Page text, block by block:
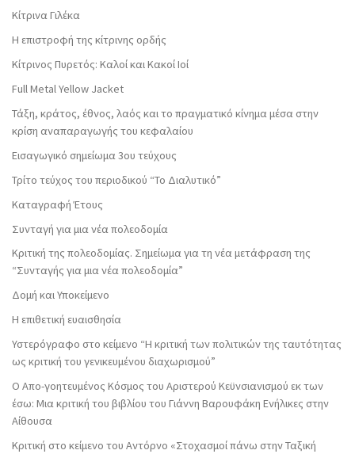
Κίτρινα Γιλέκα
Η επιστροφή της κίτρινης ορδής
Κίτρινος Πυρετός: Καλοί και Κακοί Ιοί
Full Metal Yellow Jacket
Τάξη, κράτος, έθνος, λαός και το πραγματικό κίνημα μέσα στην
κρίση αναπαραγωγής του κεφαλαίου
Εισαγωγικό σημείωμα 3ου τεύχους
Τρίτο τεύχος του περιοδικού “Το Διαλυτικό”
Καταγραφή Έτους
Συνταγή για μια νέα πολεοδομία
Κριτική της πολεοδομίας. Σημείωμα για τη νέα μετάφραση της
“Συνταγής για μια νέα πολεοδομία”
Δομή και Υποκείμενο
Η επιθετική ευαισθησία
Υστερόγραφο στο κείμενο “Η κριτική των πολιτικών της ταυτότητας
ως κριτική του γενικευμένου διαχωρισμού”
Ο Απο-γοητευμένος Κόσμος του Αριστερού Κεϋνσιανισμού εκ των
έσω: Μια κριτική του βιβλίου του Γιάννη Βαρουφάκη Ενήλικες στην
Αίθουσα
Κριτική στο κείμενο του Αντόρνο «Στοχασμοί πάνω στην Ταξική